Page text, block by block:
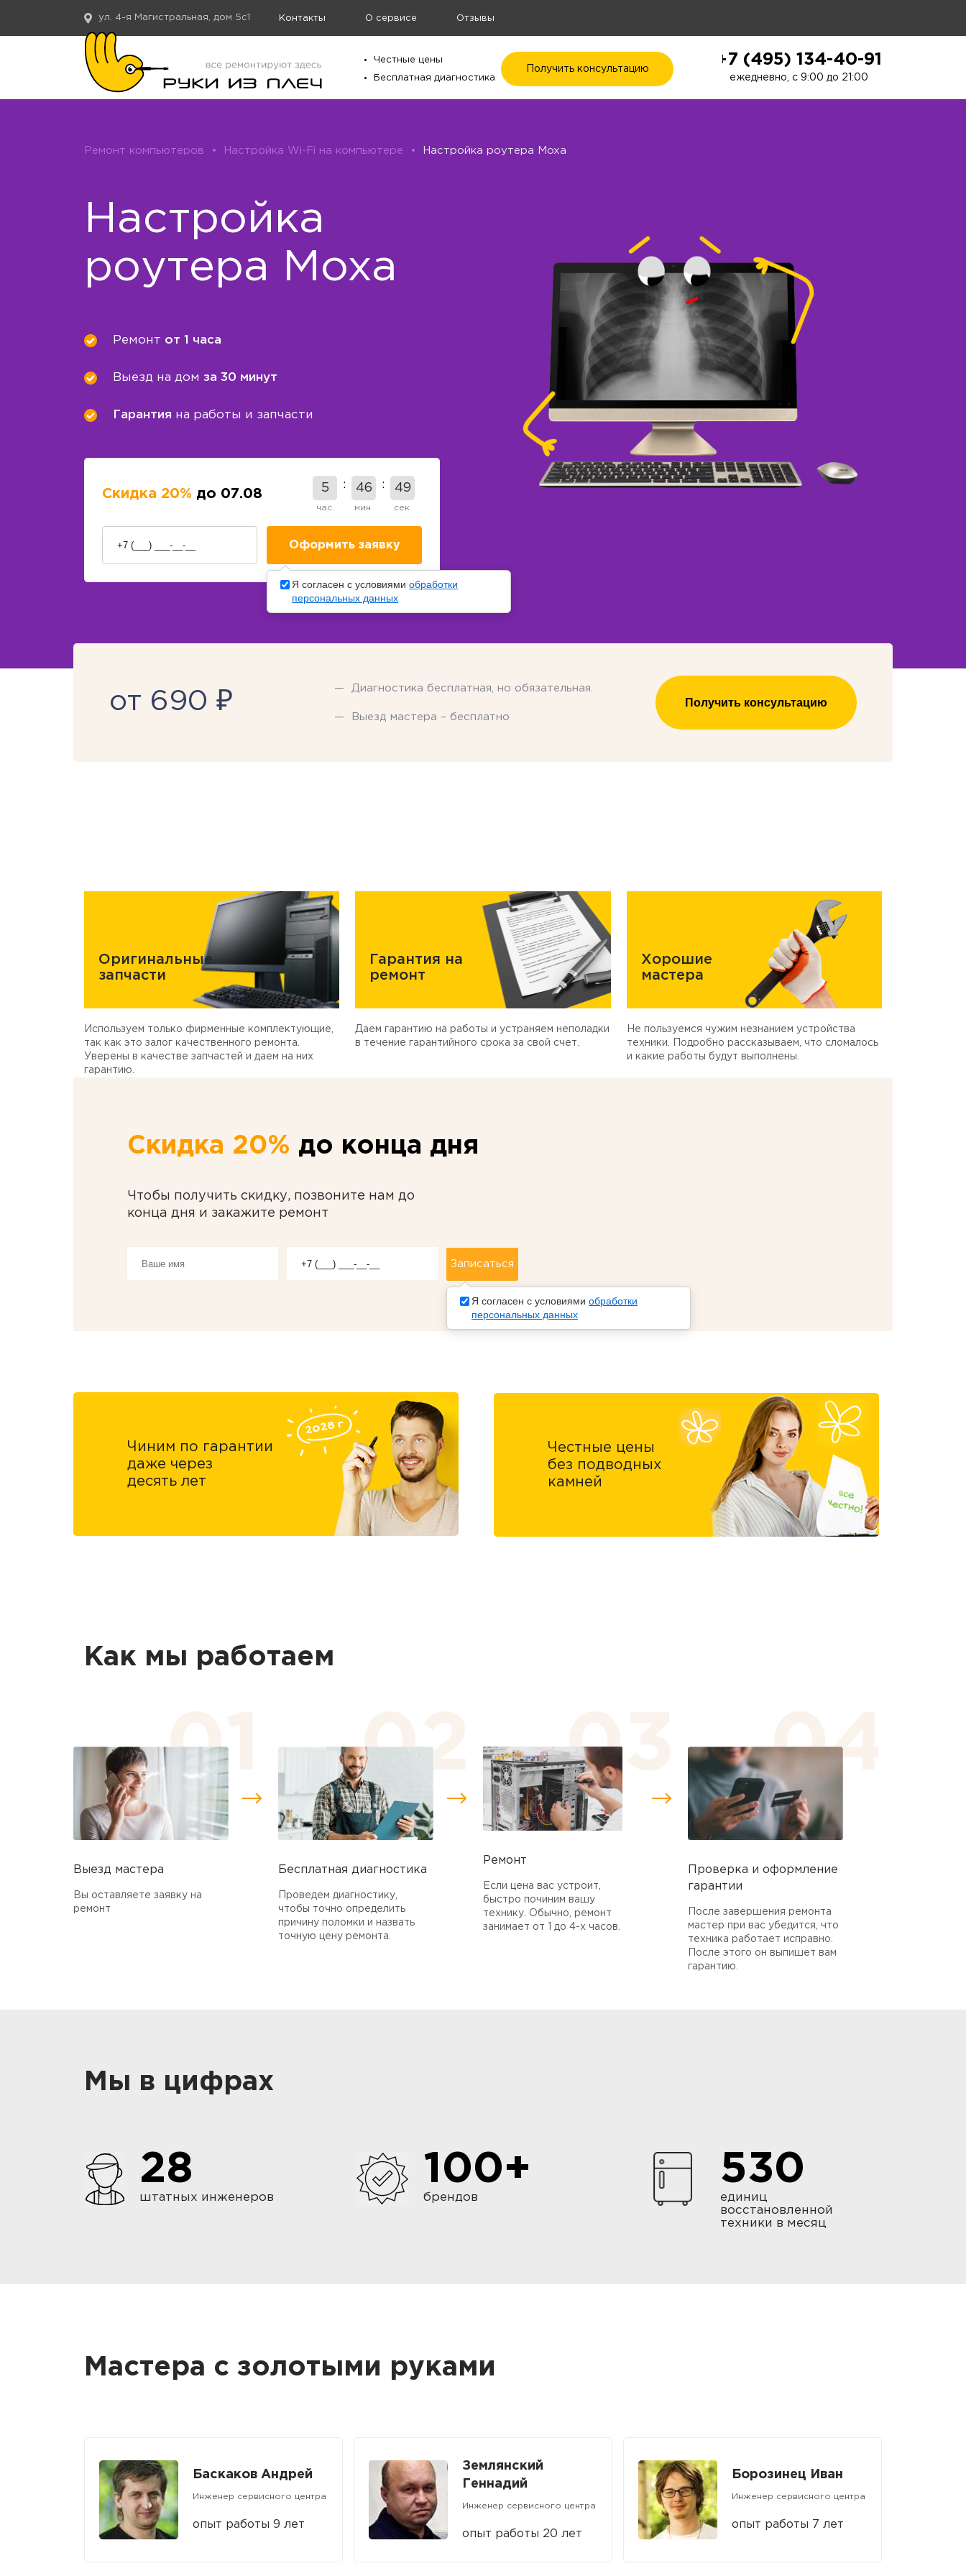
ул. 4-я Магистральная, дом 5с1 Контакты О сервисе Отзывы
Честные цены
Бесплатная диагностика
Получить консультацию
+7 (495) 134-40-91
ежедневно, с 9:00 до 21:00
Ремонт компьютеров • Настройка Wi-Fi на компьютере • Настройка роутера Moxa
Настройка
роутера Moxa
Ремонт от 1 часа
Выезд на дом за 30 минут
Гарантия на работы и запчасти
Скидка 20% до 07.08 5
час.
46
мин.
48
сек.
от 690 ₽
Диагностика бесплатная, но обязательная.
Выезд мастера – бесплатно
Получить консультацию
Оригинальные
запчасти
Используем только фирменные комплектующие,
так как это залог качественного ремонта.
Уверены в качестве запчастей и даем на них
гарантию.
Гарантия на
ремонт
Даем гарантию на работы и устраняем неполадки
в течение гарантийного срока за свой счет.
Хорошие
мастера
Не пользуемся чужим незнанием устройства
техники. Подробно рассказываем, что сломалось
и какие работы будут выполнены.
Скидка 20% до конца дня
Чтобы получить скидку, позвоните нам до
конца дня и закажите ремонт
Чиним по гарантии
даже через
десять лет
Честные цены
без подводных
камней
Как мы работаем
Выезд мастера
Вы оставляете заявку на
ремонт
Бесплатная диагностика
Проведем диагностику,
чтобы точно определить
причину поломки и назвать
точную цену ремонта.
Ремонт
Если цена вас устроит,
быстро починим вашу
технику. Обычно, ремонт
занимает от 1 до 4-х часов.
Проверка и оформление
гарантии
После завершения ремонта
мастер при вас убедится, что
техника работает исправно.
После этого он выпишет вам
гарантию.
Мы в цифрах
28
штатных инженеров
100+
брендов
530
единиц
восстановленной
техники в месяц
Мастера с золотыми руками
Баскаков Андрей
Инженер сервисного центра
опыт работы 9 лет
Землянский
Геннадий
Инженер сервисного центра
опыт работы 20 лет
Борозинец Иван
Инженер сервисного центра
опыт работы 7 лет
Я согласен с условиямиобработки
персональных данных
Я согласен с условиями обработки
персональных данных